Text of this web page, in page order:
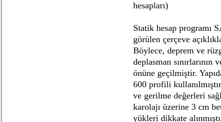
hesapları)
Statik hesap programı
görülen çerçeve
Böylece, deprem ve
deplasman
önüne geçilmiştir.
600 profili
ve gerilme değerleri
karolajı üzerine 3 cm
yükleri dikkate